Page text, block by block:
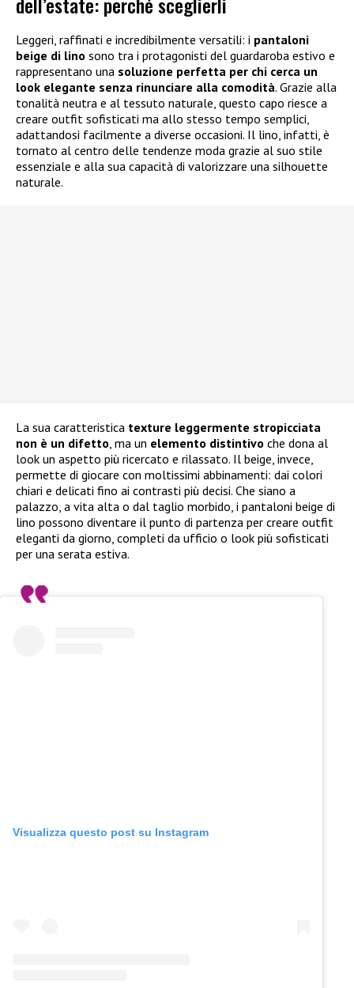
Leggeri, raffinati e incredibilmente versatili: i pantaloni
beige di lino sono tra i protagonisti del guardaroba estivo e
rappresentano una soluzione perfetta per chi cerca un
look elegante senza rinunciare alla comodità. Grazie alla
tonalità neutra e al tessuto naturale, questo capo riesce a
creare outfit sofisticati ma allo stesso tempo semplici,
adattandosi facilmente a diverse occasioni. Il lino, infatti, è
tornato al centro delle tendenze moda grazie al suo stile
essenziale e alla sua capacità di valorizzare una silhouette
naturale.
La sua caratteristica texture leggermente stropicciata
non è un difetto , ma un elemento distintivo che dona al
look un aspetto più ricercato e rilassato. Il beige, invece,
permette di giocare con moltissimi abbinamenti: dai colori
chiari e delicati fino ai contrasti più decisi. Che siano a
palazzo, a vita alta o dal taglio morbido, i pantaloni beige di
lino possono diventare il punto di partenza per creare outfit
eleganti da giorno, completi da ufficio o look più sofisticati
per una serata estiva.
Visualizza questo post su Instagram